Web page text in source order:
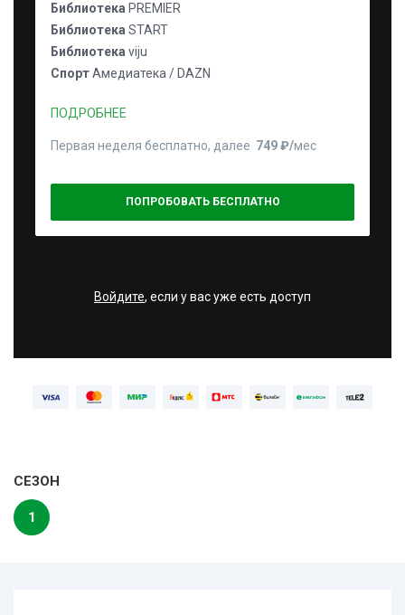
Библиотека PREMIER
Библиотека START
Библиотека viju
СпортАмедиатека / DAZN
ПОДРОБНЕЕ
Первая неделя бесплатно, далее 749 ₽⁠/⁠мес
ПОПРОБОВАТЬ БЕСПЛАТНО
Войдите, если у вас уже есть доступ
СЕЗОН
1